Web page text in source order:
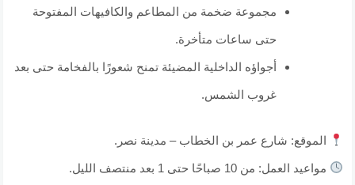
مجموعة ضخمة من المطاعم والكافيهات المفتوحة
حتى ساعات متأخرة.
أجواؤه الداخلية المضيئة تمنح شعورًا بالفخامة حتى بعد
غروب الشمس.
الموقع: شارع عمر بن الخطاب – مدينة نصر.
مواعيد العمل: من 10 صباحًا حتى 1 بعد منتصف الليل.